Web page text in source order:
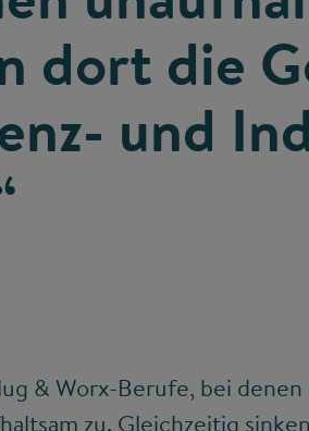
dort die
und
& Worx-Berufe, bei
zu. Gleichzeitig